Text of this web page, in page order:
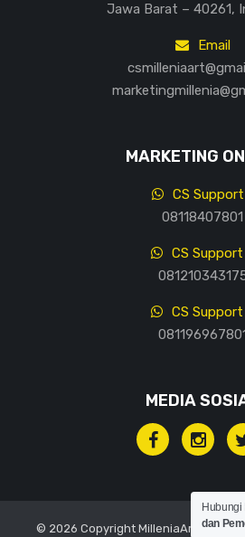
Jawa Barat – 40261,
Email
MARKETING
CS Support
08118407801
CS
CS
081196967801
MEDIA
© 2026 Copyright MilleniaArt, All
Hubungi
dan